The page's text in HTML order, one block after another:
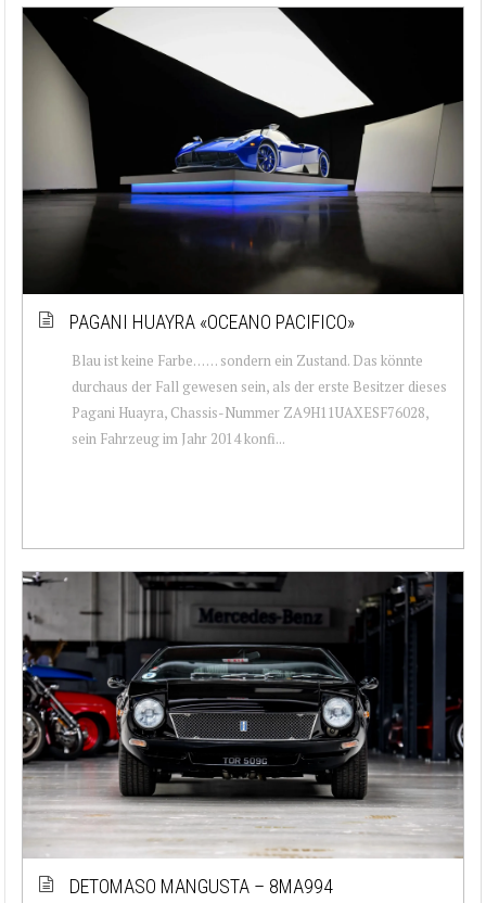
PAGANI HUAYRA «OCEANO PACIFICO»
Blau ist keine Farbe… … sondern ein Zustand. Das könnte
durchaus der Fall gewesen sein, als der erste Besitzer dieses
Pagani Huayra, Chassis-Nummer ZA9H11UAXESF76028,
sein Fahrzeug im Jahr 2014 konfi...
DETOMASO MANGUSTA – 8MA994